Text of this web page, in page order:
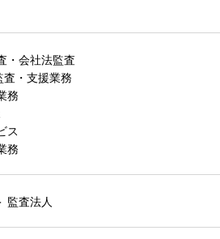
・会社法監査
査・支援業務
務
ス
務
監査法人